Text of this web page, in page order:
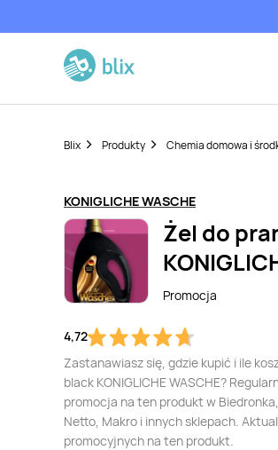
Blix Produkty Chemia domowa i
KONIGLICHE WASCHE
Żel do
Promocja
4,72
Zastanawiasz się, gdzie kupić i ile
black KONIGLICHE WASCHE?
promocja na ten produkt w
Netto, Makro i innych sklepach.
promocyjnych na ten produkt.